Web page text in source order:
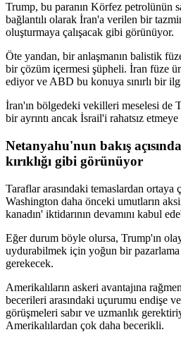
Trump, bu paranın Körfez petrolünün
bağlantılı olarak İran'a verilen bir
oluşturmaya çalışacak gibi görünüyor.
Öte yandan, bir anlaşmanın balistik
bir çözüm içermesi şüpheli. İran füze
ediyor ve ABD bu konuya sınırlı bir
İran'ın bölgedeki vekilleri meselesi de
bir ayrıntı ancak İsrail'i rahatsız
Netanyahu'nun bakış
kırıklığı gibi görünüyor
Taraflar arasındaki temaslardan ortaya
Washington daha önceki umutların
kanadın' iktidarının devamını kabul
Eğer durum böyle olursa, Trump'ın
uydurabilmek için yoğun bir pazarlama
gerekecek.
Amerikalıların askeri avantajına
becerileri arasındaki uçurumu endişe
görüşmeleri sabır ve uzmanlık
Amerikalılardan çok daha becerikli.